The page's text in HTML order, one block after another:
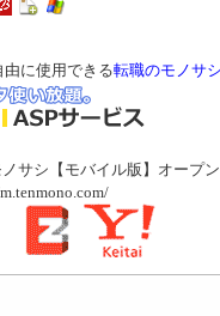
に使用できる転職のモノサ
サシ【モバイル版】オープン